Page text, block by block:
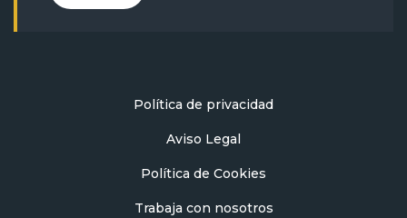
Política de privacidad
Aviso Legal
Política de Cookies
Trabaja con nosotros